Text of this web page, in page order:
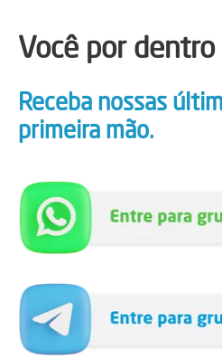
Você por dentro
Receba nossas
primeira mão.